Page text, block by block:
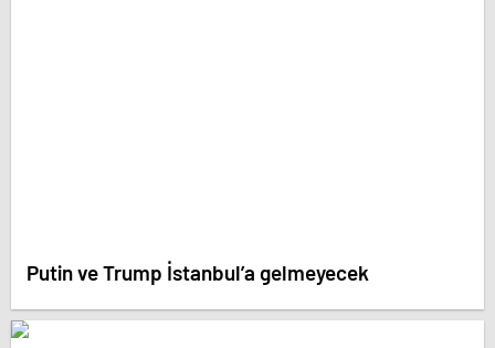
Putin ve Trump İstanbul’a gelmeyecek